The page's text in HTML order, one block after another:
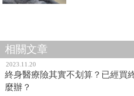
相關文章
2023.11.20
終身醫療險其實不划算？已經買
麼辦？